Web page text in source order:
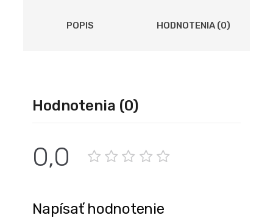
POPIS HODNOTENIA (0)
Hodnotenia (0)
0,0
Napísať hodnotenie